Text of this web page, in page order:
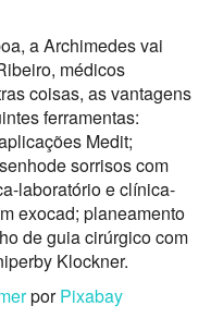
a Archimedes vai
médicos
coisas, as vantagens
ferramentas:
Medit;
sorrisos com
laboratório e clínica-
exocad; planeamento
de guia cirúrgico com
Klockner.
porPixabay